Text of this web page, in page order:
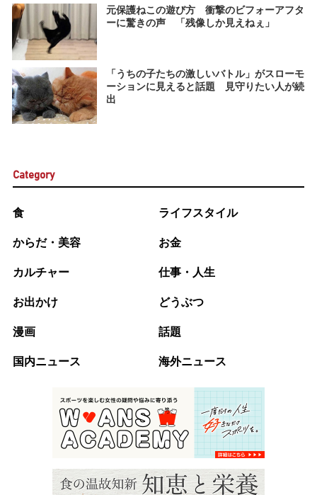
元保護ねこの遊び方 衝撃のビフォーアフタ
ーに驚きの声 「残像しか見えねぇ」
「うちの子たちの激しいバトル」がスローモ
ーションに見えると話題 見守りたい人が続
出
Category
食 ライフスタイル
からだ・美容 お金
カルチャー 仕事・人生
お出かけ どうぶつ
漫画 話題
国内ニュース 海外ニュース